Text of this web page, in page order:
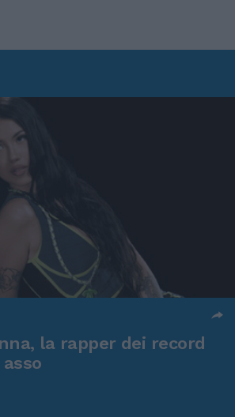
la rapper dei record